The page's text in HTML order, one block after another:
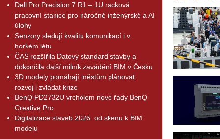
Dell Pro Precision 7 R1 – 1U racková
pracovní stanice pro náročné inženýrské a AI
úlohy
Senzory sledují kvalitu komunikací i v
horkém létu
ČAS rozšířila Datový standard stavby a
dokončila další milník zavádění BIM v Česku
3D modely pomáhají městům plánovat
rozvoj i zvládat krize
BenQ PD2732U vrcholem nové řady BenQ
Creative Pro
Digitalizace staveb 2026: od skenu k BIM
modelu
+ Bu­il­ding